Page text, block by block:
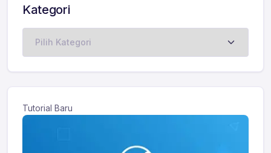
Kategori
Tutorial Baru